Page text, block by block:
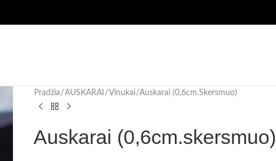
Pradžia AUSKARAI Vinukai Auskarai (0,6cm.skersmuo)
Auskarai (0,6cm.skersmuo)